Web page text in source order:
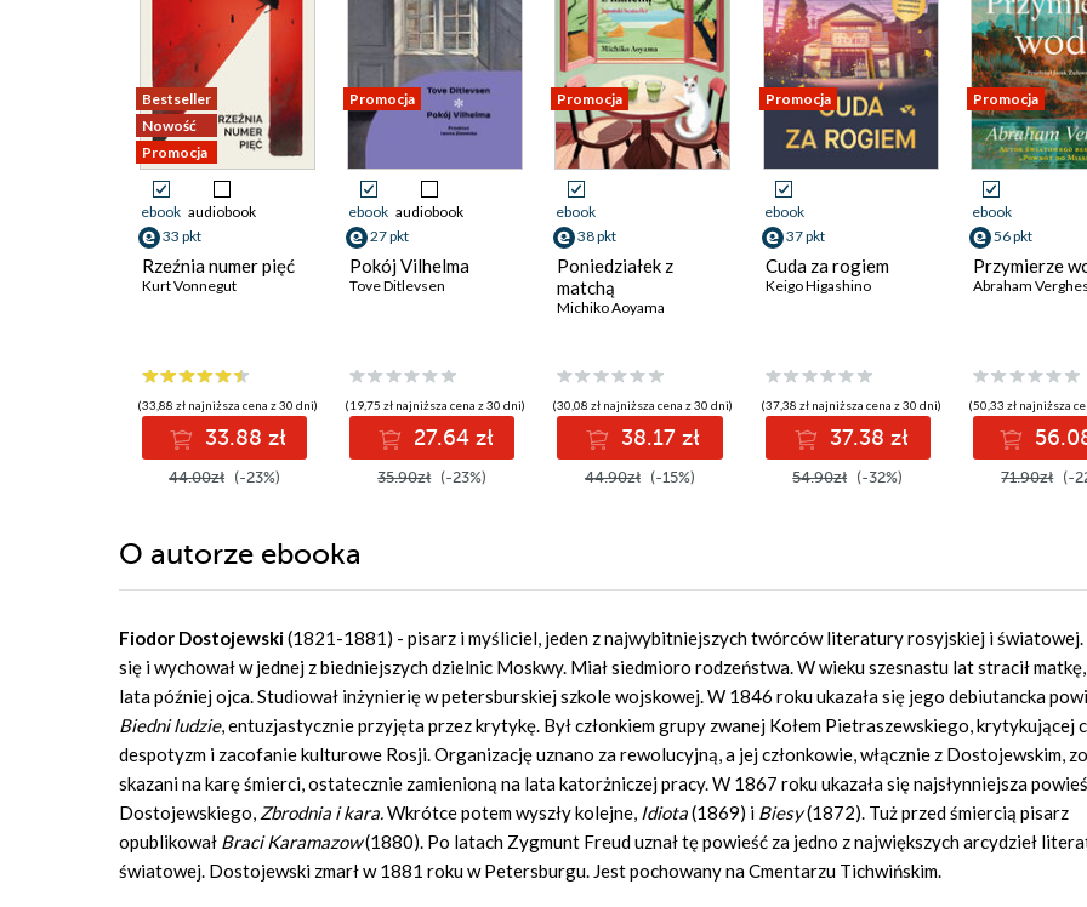
Bestseller
Nowość
Promocja
ebook audiobook
33 pkt
Rzeźnia numer pięć
Kurt Vonnegut
(33,88 zł najniższa cena z 30 dni)
33.88 zł
44.00zł (-23%)
Promocja
ebook audiobook
27 pkt
Pokój Vilhelma
Tove Ditlevsen
(19,75 zł najniższa cena z 30 dni)
27.64 zł
35.90zł (-23%)
Promocja
ebook
38 pkt
Poniedziałek z
matchą
Michiko Aoyama
(30,08 zł najniższa cena z 30 dni)
38.17 zł
44.90zł (-15%)
Promocja
ebook
37 pkt
Cuda za rogiem
Keigo Higashino
(37,38 zł najniższa cena z 30 dni)
37.38 zł
54.90zł (-32%)
Promocja
ebook
56 pkt
Przymierze
Abraham
(50,33 zł najniższa
71.90zł (-
O autorze ebooka
Fiodor Dostojewski(1821-1881) - pisarz i myśliciel, jeden z najwybitniejszych twórców literatury rosyjskiej i światowej.
się i wychował w jednej z biedniejszych dzielnic Moskwy. Miał siedmioro rodzeństwa. W wieku szesnastu lat stracił
lata później ojca. Studiował inżynierię w petersburskiej szkole wojskowej. W 1846 roku ukazała się jego debiutancka
Biedni ludzie, entuzjastycznie przyjęta przez krytykę. Był członkiem grupy zwanej Kołem Pietraszewskiego, krytykującej
despotyzm i zacofanie kulturowe Rosji. Organizację uznano za rewolucyjną, a jej członkowie, włącznie z Dostojewskim,
skazani na karę śmierci, ostatecznie zamienioną na lata katorżniczej pracy. W 1867 roku ukazała się najsłynniejsza
Dostojewskiego, Zbrodnia i kara.Wkrótce potem wyszły kolejne, Idiota(1869) i Biesy(1872). Tuż przed śmiercią pisarz
opublikował Braci Karamazow(1880). Po latach Zygmunt Freud uznał tę powieść za jedno z największych arcydzieł
światowej. Dostojewski zmarł w 1881 roku w Petersburgu. Jest pochowany na Cmentarzu Tichwińskim.